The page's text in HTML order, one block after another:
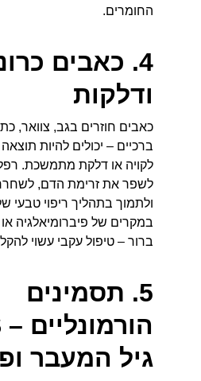
החומרים.
4. כאבים
ודלקות
כאבים חוזרים בגב, צוואר,
ברכיים – יכולים להיות
לקויה או דלקת מתמשכת.
לשפר את זרימת הדם,
ולתמוך בתהליך ריפוי טבעי
במקרים של פיברומיאלגיה
ברור – טיפול עקבי עשוי
5. תסמינים
גיל המעבר